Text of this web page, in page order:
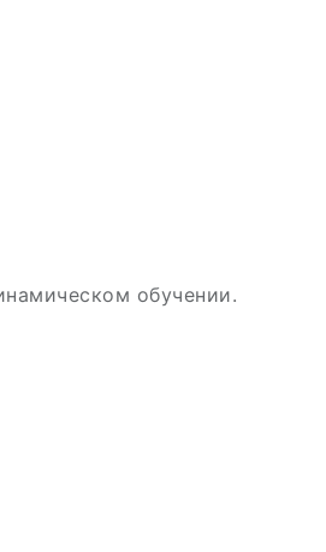
обучении.